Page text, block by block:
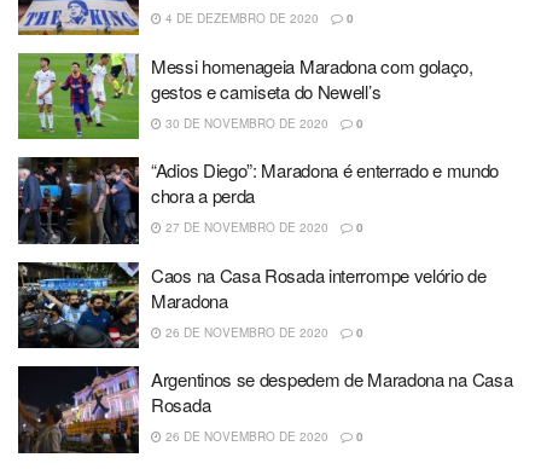
4 DE DEZEMBRO DE 2020 0
Messi homenageia Maradona com golaço,
gestos e camiseta do Newell’s
30 DE NOVEMBRO DE 2020 0
“Adios Diego”: Maradona é enterrado e mundo
chora a perda
27 DE NOVEMBRO DE 2020 0
Caos na Casa Rosada interrompe velório de
Maradona
26 DE NOVEMBRO DE 2020 0
Argentinos se despedem de Maradona na Casa
Rosada
26 DE NOVEMBRO DE 2020 0